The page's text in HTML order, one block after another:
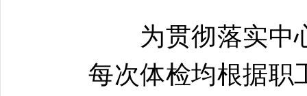
为贯彻落实中心
每次体检均根据职